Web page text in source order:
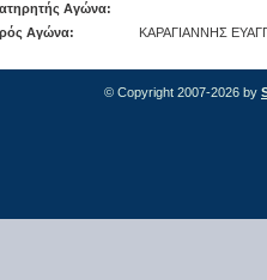
Αγώνα:
Αγώνα:
ΚΑΡΑΓΙΑΝΝΗΣ
© Copyright 2007-2026 by